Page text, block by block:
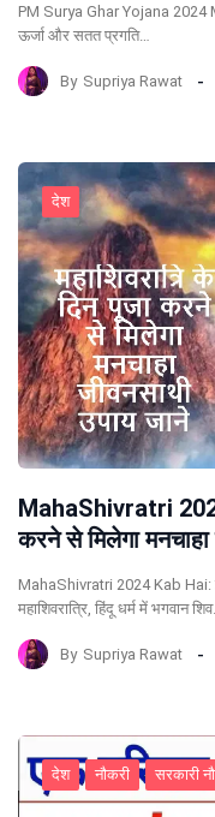
PM Surya Ghar Yojana 2024
ऊर्जा और सतत प्रगति…
By Supriya Rawat
देश
MahaShivratri
करने से मिलेगा
MahaShivratri 2024 Kab Hai:
महाशिवरात्रि, हिंदू धर्म में भगवान
By Supriya Rawat
देश नौकरी सरकारी